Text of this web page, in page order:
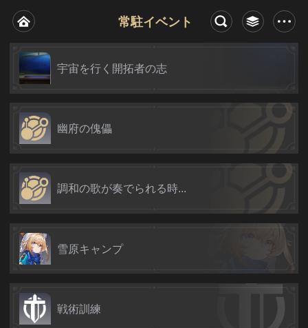
常駐イベント
宇宙を行く開拓者の志
幽府の傀儡
調和の歌が奏でられる時...
雪原キャンプ
戦術訓練